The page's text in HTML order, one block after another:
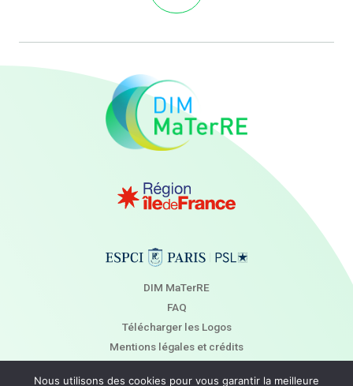
DIM MaTerRE
FAQ
Télécharger les Logos
Mentions légales et crédits
Nous utilisons des cookies pour vous garantir la meilleure